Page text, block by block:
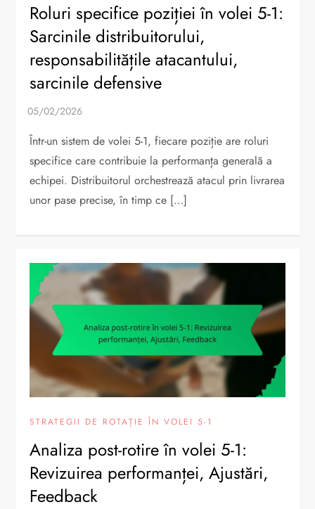
Roluri specifice poziției în volei 5-1:
Sarcinile distribuitorului,
responsabilitățile atacantului,
sarcinile defensive
Într-un sistem de volei 5-1, fiecare poziție are roluri
specifice care contribuie la performanța generală a
echipei. Distribuitorul orchestrează atacul prin livrarea
unor pase precise, în timp ce […]
STRATEGII DE ROTAȚIE ÎN VOLEI 5-1
Analiza post-rotire în volei 5-1:
Revizuirea performanței, Ajustări,
Feedback